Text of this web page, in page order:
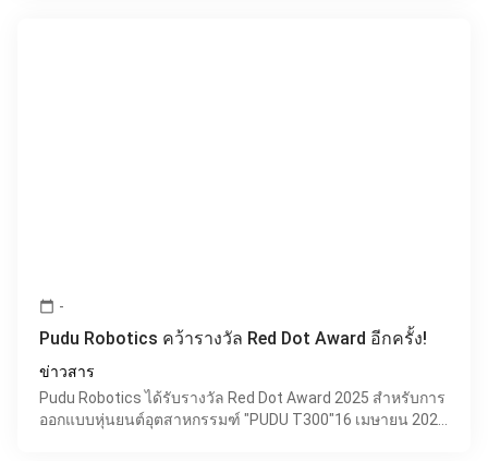
calendar_today -
Pudu Robotics คว้ารางวัล Red Dot Award อีกครั้ง!
ข่าวสาร
Pudu Robotics ได้รับรางวัล Red Dot Award 2025 สำหรับการ
ออกแบบหุ่นยนต์อุตสาหกรรมฑ์ "PUDU T300"16 เมษายน 2025